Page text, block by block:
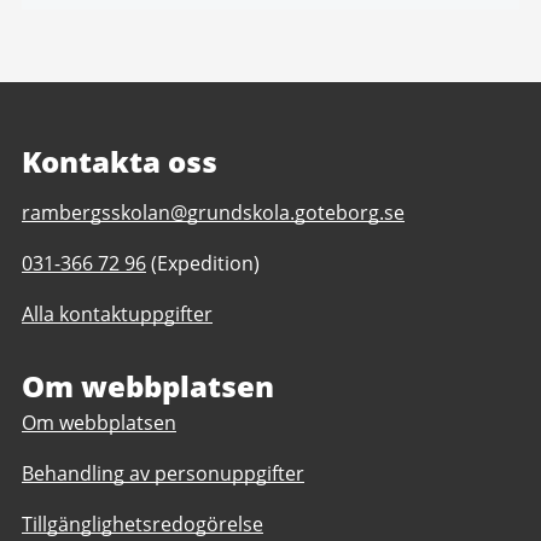
Kontakta oss
E-
till
Rambergsskolan
F-
rambergsskolan@grundskola.goteborg.se
Telefonnummer
Rambergsskolan
6
031-366 72 96(Expedition)
Alla kontaktuppgifter
Om webbplatsen
Om webbplatsen
Behandling av personuppgifter
Tillgänglighetsredogörelse